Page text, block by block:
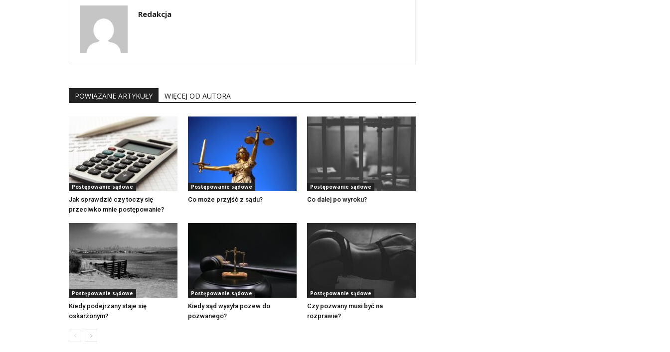
Redakcja
POWIĄZANE ARTYKUŁY WIĘCEJ OD AUTORA
Postępowanie sądowe
Jak sprawdzić czy toczy się
przeciwko mnie postępowanie?
Postępowanie sądowe
Co może przyjść z sądu?
Postępowanie sądowe
Co dalej po wyroku?
Postępowanie sądowe
Kiedy podejrzany staje się
oskarżonym?
Postępowanie sądowe
Kiedy sąd wysyła pozew do
pozwanego?
Postępowanie sądowe
Czy pozwany musi być na
rozprawie?